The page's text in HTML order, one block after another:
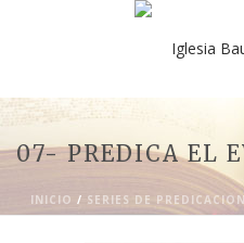
07- PREDICA EL
INICIO / SERIES DE